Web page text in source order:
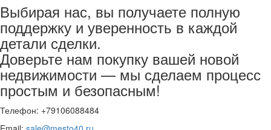
Выбирая нас, вы получаете полную
поддержку и уверенность в каждой
детали сделки.
Доверьте нам покупку вашей новой
недвижимости — мы сделаем процесс
простым и безопасным!
Телефон: +79106088484